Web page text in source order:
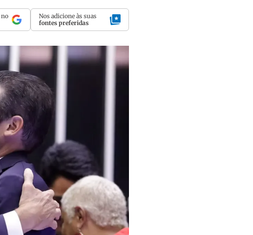
no
Nos adicione às suas
fontes preferidas